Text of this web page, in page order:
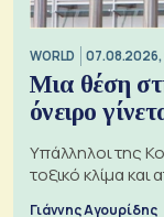
WORLD
Μια θέση
όνειρο
Υπάλληλοι της
τοξικό κλίμα και
Γιάννης Αγουρίδης